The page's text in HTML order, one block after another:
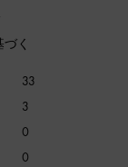
く
33
3
0
0